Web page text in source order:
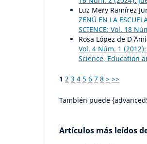
Luz Mery Ramírez
ZENÚ EN LA
SCIENCE: Vol. 18
Rosa López de D´
Vol. 4 Núm. 1
Science, Education
1 2 3 4 5 6 7 8 > >>
También puede
Artículos más leídos